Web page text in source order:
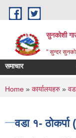
Skip to main content
सुनकोशी
" सुन्दर
समाचार
You are
Home » कार्यालयहरु »
वडा १-